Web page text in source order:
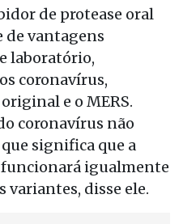
de protease oral
de vantagens
laboratório,
coronavírus,
e o MERS.
coronavírus não
significa que a
igualmente
variantes, disse ele.